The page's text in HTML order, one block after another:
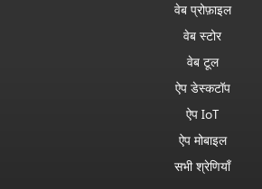
वेब प्रोफ़ाइल
वेब स्टोर
वेब टूल
ऐप डेस्कटॉप
ऐप IoT
ऐप मोबाइल
सभी श्रेणियाँ